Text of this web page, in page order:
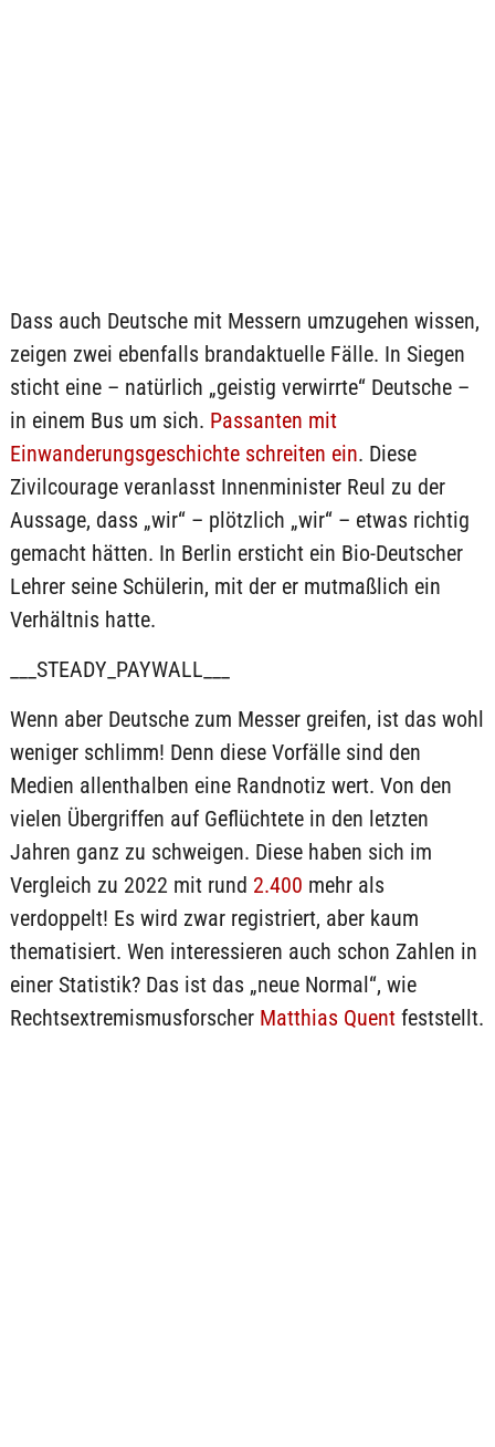
Dass auch Deutsche mit Messern umzugehen wissen,
zeigen zwei ebenfalls brandaktuelle Fälle. In Siegen
sticht eine – natürlich „geistig verwirrte“ Deutsche –
in einem Bus um sich. Passanten mit
Einwanderungsgeschichte schreiten ein. Diese
Zivilcourage veranlasst Innenminister Reul zu der
Aussage, dass „wir“ – plötzlich „wir“ – etwas richtig
gemacht hätten. In Berlin ersticht ein Bio-Deutscher
Lehrer seine Schülerin, mit der er mutmaßlich ein
Verhältnis hatte.
___STEADY_PAYWALL___
Wenn aber Deutsche zum Messer greifen, ist das wohl
weniger schlimm! Denn diese Vorfälle sind den
Medien allenthalben eine Randnotiz wert. Von den
vielen Übergriffen auf Geflüchtete in den letzten
Jahren ganz zu schweigen. Diese haben sich im
Vergleich zu 2022 mit rund 2.400 mehr als
verdoppelt! Es wird zwar registriert, aber kaum
thematisiert. Wen interessieren auch schon Zahlen in
einer Statistik? Das ist das „neue Normal“, wie
Rechtsextremismusforscher Matthias Quentfeststellt.